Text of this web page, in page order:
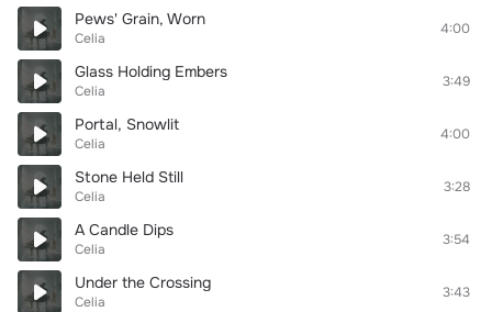
Pews' Grain, Worn
Celia
4:00
Glass Holding Embers
Celia
3:49
Portal, Snowlit
Celia
4:00
Stone Held Still
Celia
3:28
A Candle Dips
Celia
3:54
Under the Crossing
Celia
3:43